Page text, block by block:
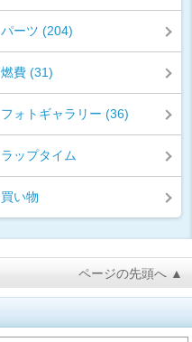
パーツ (204)
燃費 (31)
フォトギャラリー (36)
ラップタイム
買い物
ページの先頭へ ▲